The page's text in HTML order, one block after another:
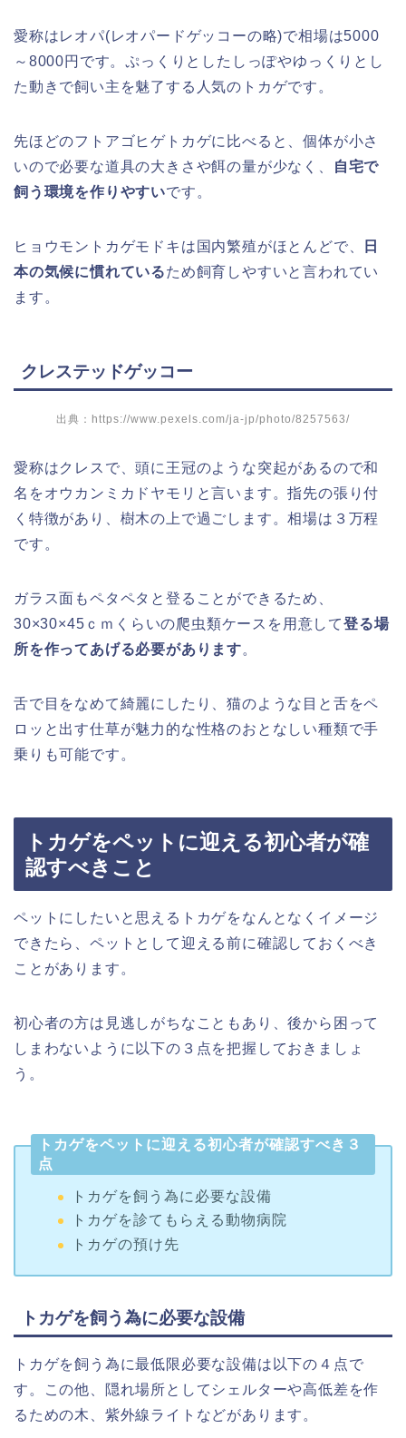
愛称はレオパ(レオパードゲッコーの略)で相場は5000
～8000円です。ぷっくりとしたしっぽやゆっくりとし
た動きで飼い主を魅了する人気のトカゲです。
先ほどのフトアゴヒゲトカゲに比べると、個体が小さ
いので必要な道具の大きさや餌の量が少なく、
自宅で
飼う環境を作りやすいです。
ヒョウモントカゲモドキは国内繁殖がほとんどで、
日
本の気候に慣れているため飼育しやすいと言われてい
ます。
クレステッドゲッコー
出典：https://www.pexels.com/ja-jp/photo/8257563/
愛称はクレスで、頭に王冠のような突起があるので和
名をオウカンミカドヤモリと言います。指先の張り付
く特徴があり、樹木の上で過ごします。相場は３万程
です。
ガラス面もペタペタと登ることができるため、
30×30×45ｃｍくらいの爬虫類ケースを用意して登る場
所を作ってあげる必要があります。
舌で目をなめて綺麗にしたり、猫のような目と舌をペ
ロッと出す仕草が魅力的な性格のおとなしい種類で手
乗りも可能です。
トカゲをペットに迎える初心者が確
認すべきこと
ペットにしたいと思えるトカゲをなんとなくイメージ
できたら、ペットとして迎える前に確認しておくべき
ことがあります。
初心者の方は見逃しがちなこともあり、後から困って
しまわないように以下の３点を把握しておきましょ
う。
トカゲをペットに迎える初心者が確認すべき３
点
トカゲを飼う為に必要な設備
トカゲを診てもらえる動物病院
トカゲの預け先
トカゲを飼う為に必要な設備
トカゲを飼う為に最低限必要な設備は以下の４点で
す。この他、隠れ場所としてシェルターや高低差を作
るための木、紫外線ライトなどがあります。